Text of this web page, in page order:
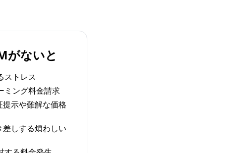
がないと
ストレス
ミング料金請求
示や難解な価格
しする煩わしい